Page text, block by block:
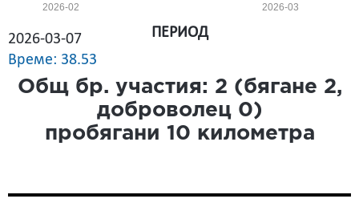
2026-03
2026-02
2026-03-07
Време: 38.53
ПЕРИОД
Общ бр. участия: 2 (бягане 2,
доброволец 0)
пробягани 10 километра